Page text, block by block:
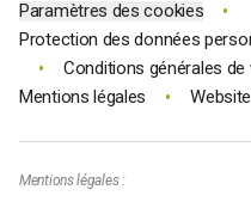
Paramètres des cookies •
Protection des données
• Conditions générales de
Mentions légales •
Mentions légales :